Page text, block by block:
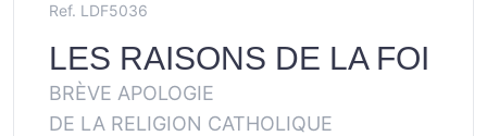
Ref. LDF5036
LES RAISONS DE LA FOI
BRÈVE APOLOGIE
DE LA RELIGION CATHOLIQUE